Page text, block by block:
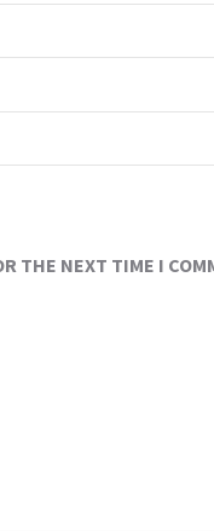
THE NEXT TIME I